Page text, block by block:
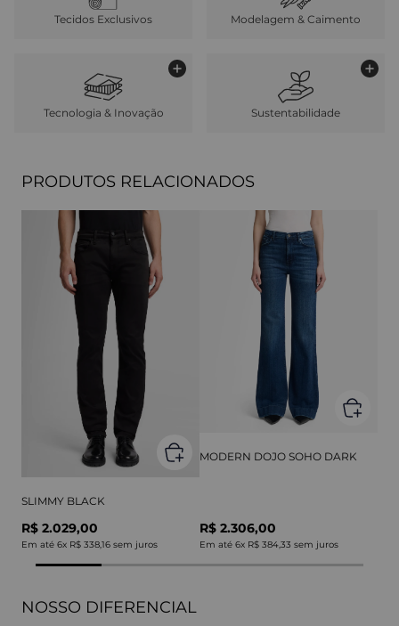
Tecidos Exclusivos Modelagem & Caimento
Tecnologia & Inovação Sustentabilidade
PRODUTOS RELACIONADOS
SLIMMY BLACK
R$ 2.029,00
Em até 6x R$ 338,16 sem juros
MODERN DOJO SOHO DARK
R$ 2.306,00
Em até 6x R$ 384,33 sem juros
NOSSO DIFERENCIAL